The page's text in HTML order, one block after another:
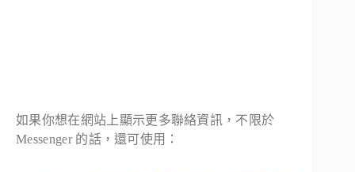
如果你想在網站上顯示更多聯絡資訊，不限於
Messenger 的話，還可使用：